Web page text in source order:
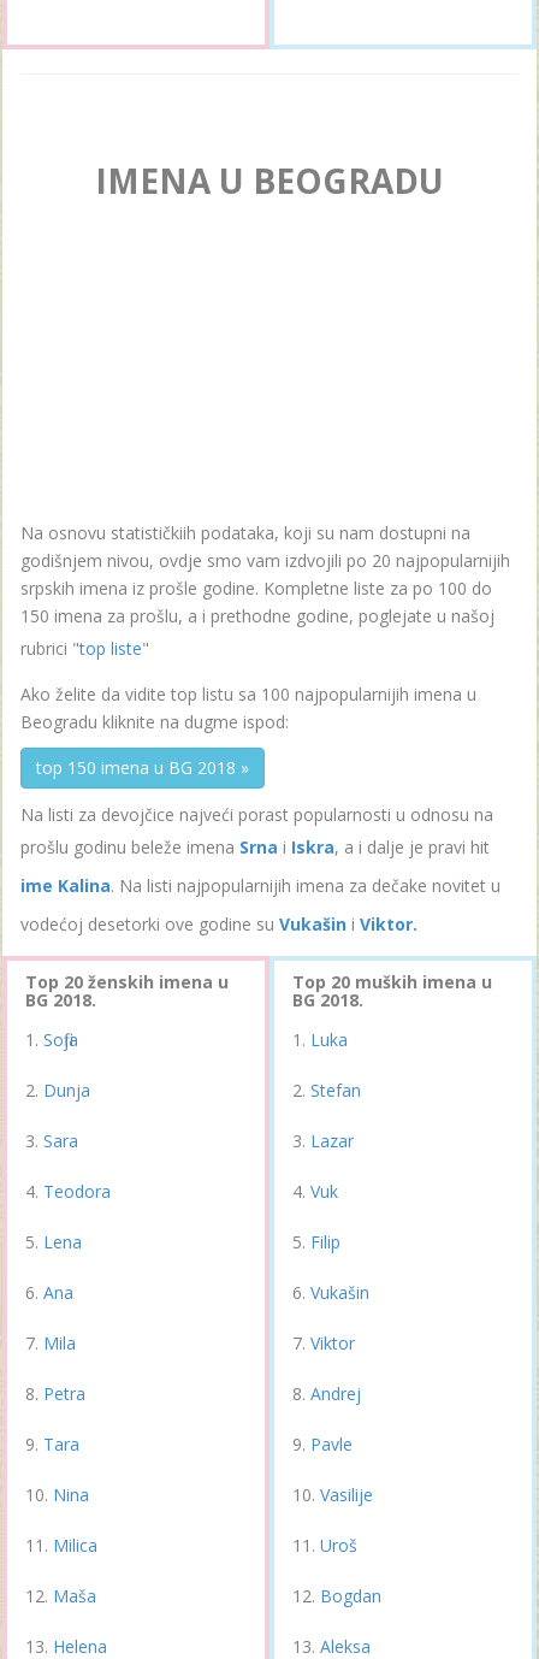
IMENA U BEOGRADU
Na osnovu statističkiih podataka, koji su nam dostupni na
godišnjem nivou, ovdje smo vam izdvojili po 20 najpopularnijih
srpskih imena iz prošle godine. Kompletne liste za po 100 do
150 imena za prošlu, a i prethodne godine, poglejate u našoj
rubrici "top liste"
Ako želite da vidite top listu sa 100 najpopularnijih imena u
Beogradu kliknite na dugme ispod:
top 150 imena u BG 2018 »
Na listi za devojčice najveći porast popularnosti u odnosu na
prošlu godinu beleže imena Srna i Iskra, a i dalje je pravi hit
ime Kalina. Na listi najpopularnijih imena za dečake novitet u
vodećoj desetorki ove godine su Vukašin i Viktor.
Top 20 ženskih imena u
BG 2018.
Sofija
Dunja
Sara
Teodora
Lena
Ana
Mila
Petra
Tara
Nina
Milica
Maša
Helena
Top 20 muških imena u
BG 2018.
Luka
Stefan
Lazar
Vuk
Filip
Vukašin
Viktor
Andrej
Pavle
Vasilije
Uroš
Bogdan
Aleksa